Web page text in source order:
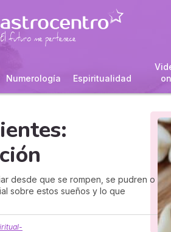
Numerología Espiritualidad
desde que se rompen, se pudren o
sobre estos sueños y lo que